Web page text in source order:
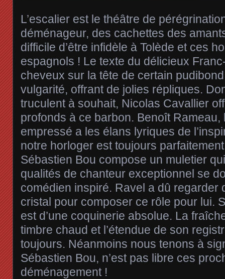
L’escalier est le théâtre de
déménageur, des cachettes des
difficile d’être infidèle à Tolède et ces
espagnols ! Le texte du délicieux
cheveux sur la tête de certain
vulgarité, offrant de jolies répliques.
truculent à souhait, Nicolas Cavallier
profonds à ce barbon. Benoît Rameau,
empressé a les élans lyriques de
notre horloger est toujours
Sébastien Bou compose un muletier
qualités de chanteur exceptionnel se
comédien inspiré. Ravel a dû regarder
cristal pour composer ce rôle pour lui.
est d’une coquinerie absolue. La
timbre chaud et l’étendue de son
toujours. Néanmoins nous tenons à
Sébastien Bou, n’est pas libre ces
déménagement !